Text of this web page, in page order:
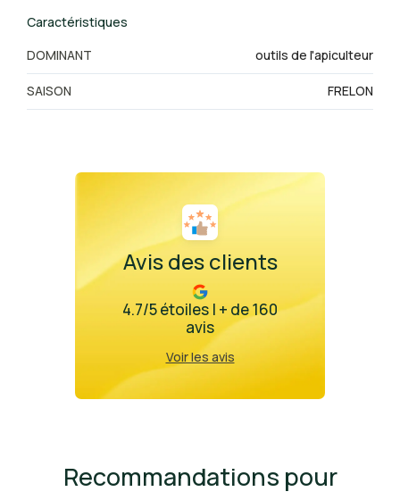
Caractéristiques
DOMINANT
outils de l'apiculteur
SAISON FRELON
Avis des clients
4.7/5 étoiles | + de 160
avis
Voir les avis
Recommandations pour